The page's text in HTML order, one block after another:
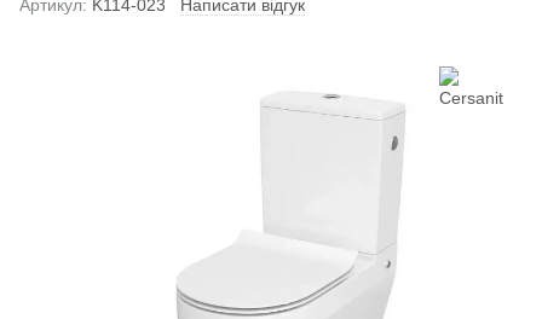
Артикул: K114-023 Написати відгук